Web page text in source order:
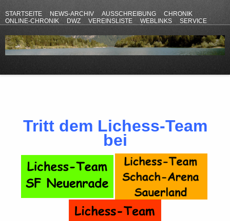
STARTSEITE NEWS-ARCHIV AUSSCHREIBUNG
CHRONIK
ONLINE-CHRONIK
DWZ VEREINSLISTE WEBLINKS
SERVICE
Tritt dem Lichess-Team
bei